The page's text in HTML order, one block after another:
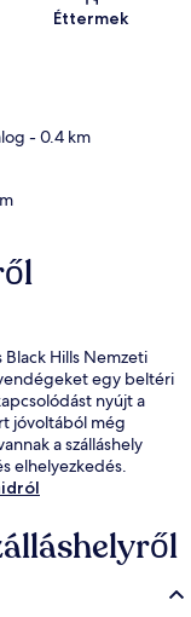
Éttermek
- 0.4 km
Hills Nemzeti
egy beltéri
nyújt a
jóvoltából még
a szálláshely
elhelyezkedés.